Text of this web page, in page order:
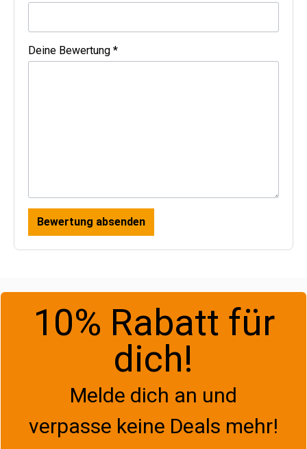
Deine Bewertung *
Bewertung absenden
10% Rabatt für
dich!
Melde dich an und
verpasse keine Deals mehr!